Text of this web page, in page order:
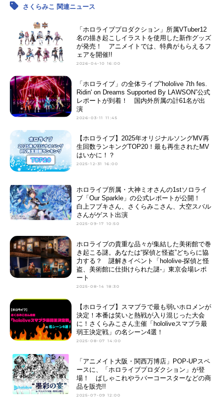
さくらみこ 関連ニュース
「ホロライブプロダクション」所属VTuber12
名の描き起こしイラストを使用した新作グッズ
が発売！ アニメイトでは、特典がもらえるフ
ェアを開催!!
2026-04-10 16:00
「ホロライブ」の全体ライブ“hololive 7th fes.
Ridin' on Dreams Supported By LAWSON”公式
レポートが到着！ 国内外所属の計61名が出
演
2026-03-11 11:45
【ホロライブ】2025年オリジナルソングMV再
生回数ランキングTOP20！最も再生されたMV
はいかに！？
2025-12-31 16:00
ホロライブ所属・大神ミオさんの1stソロライ
ブ「Our Sparkle」の公式レポートが公開！
白上フブキさん、さくらみこさん、大空スバル
さんがゲスト出演
2025-09-17 10:50
ホロライブの貴重な品々が集結した美術館で巻
き起こる謎。あなたは“探偵と怪盗”どちらに協
力する？ 謎解きイベント「hololive‐探偵と怪
盗、美術館に仕掛けられた謎‐」東京会場レポ
ート
2025-08-14 18:30
【ホロライブ】スマブラで最も弱いホロメンが
決定！本番は笑いと熱戦が入り混じった大会
に！さくらみこさん主催「hololiveスマブラ最
弱王決定戦」の名シーン4選！
2025-08-07 14:00
「アニメイト大阪・関西万博店」POP-UPスペ
ースに、「ホロライブプロダクション」が登
場！ ぱしゃこれやラバーコースターなどの商
品を販売!!
2025-07-09 12:00